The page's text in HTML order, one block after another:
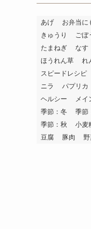
あげ お弁当に
きゅうり
ごぼ
たまねぎ
なす
ほうれん草
れ
スピードレシピ
ニラ
パプリカ
ヘルシー
メイ
季節：冬
季節
季節：秋
小麦
豆腐
豚肉